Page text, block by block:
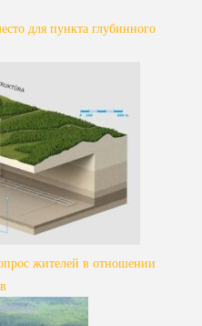
для пункта глубинного
жителей в отношении